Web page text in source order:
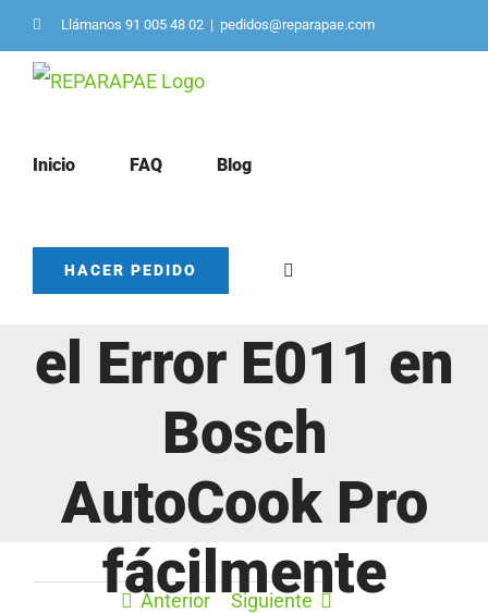
Saltar
al
Llámanos 91 005 48 02 | pedidos@reparapae.com
Inicio FAQ Blog
HACER PEDIDO
Cómo resolver
el Error E011 en
Bosch
AutoCook Pro
fácilmente
Anterior Siguiente